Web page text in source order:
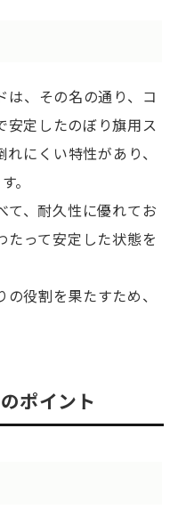
、その名の通り、コ
安定したのぼり旗用ス
にくい特性があり、
。
て、耐久性に優れてお
たって安定した状態を
役割を果たすため、
ポイント